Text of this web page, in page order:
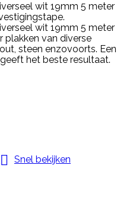
wit 19mm 5 meter
wit 19mm 5 meter
plakken van diverse
steen enzovoorts. Een
het beste resultaat.

Snel bekijken